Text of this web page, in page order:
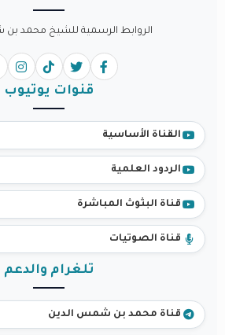
الروابط الرسمية للشيخ محمد
قنوات يوتيوب
القناة الأساسية
الردود العلمية
قناة البثوث المباشرة
قناة الصوتيات
تلغرام والدعم
قناة محمد بن شمس الدين